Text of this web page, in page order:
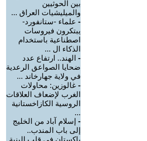
بين الحوثيين
والميليشيات العراق ...
- علماء -ستانفورد-
يبتكرون فيروسات
اصطناعية باستخدام
الذكاء ال ...
- الهند.. ارتفاع عدد
ضحايا الصواعق الرعدية
في ولاية جهارخاند ...
- غالوزين: محاولات
الغرب لإضعاف العلاقات
الروسية الكازاخستانية
...
- إسلام آباد من الخليج
إلى باب المندب..
باكستان في قلب البنية